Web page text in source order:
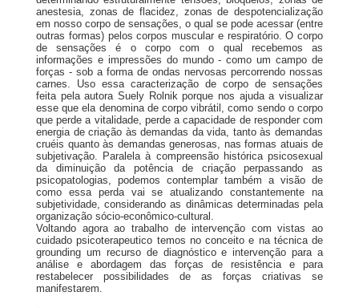
anestesia, zonas de flacidez, zonas de despotencialização
em nosso corpo de sensações, o qual se pode acessar (entre
outras formas) pelos corpos muscular e respiratório. O corpo
de sensações é o corpo com o qual recebemos as
informações e impressões do mundo - como um campo de
forças - sob a forma de ondas nervosas percorrendo nossas
carnes. Uso essa caracterização de corpo de sensações
feita pela autora Suely Rolnik porque nos ajuda a visualizar
esse que ela denomina de corpo vibrátil, como sendo o corpo
que perde a vitalidade, perde a capacidade de responder com
energia de criação às demandas da vida, tanto às demandas
cruéis quanto às demandas generosas, nas formas atuais de
subjetivação. Paralela à compreensão histórica psicosexual
da diminuição da potência de criação perpassando as
psicopatologias, podemos contemplar também a visão de
como essa perda vai se atualizando constantemente na
subjetividade, considerando as dinâmicas determinadas pela
organização sócio-econômico-cultural.
Voltando agora ao trabalho de intervenção com vistas ao
cuidado psicoterapeutico temos no conceito e na técnica de
grounding um recurso de diagnóstico e intervenção para a
análise e abordagem das forças de resistência e para
restabelecer possibilidades de as forças criativas se
manifestarem.